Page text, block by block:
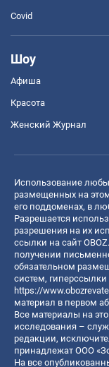
Covid
Шоу
Афиша
Красота
Женский Журнал
Использование
размещенных на
его поддоменах, в
Разрешается
разрешения на их
ссылки на сайт
получении
обязательном
систем, гиперссылки
https://
материал в первом
Все материалы на
исследования –
редакции,
принадлежат ООО
На все